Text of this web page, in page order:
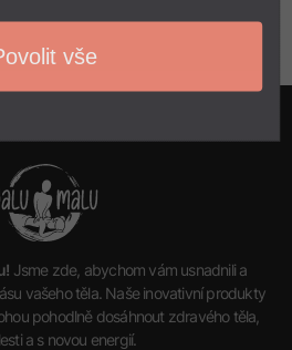
Jsme zde, abychom vám usnadnili a
vašeho těla. Naše inovativní produkty
pohodlně dosáhnout zdravého těla,
a s novou energií.
vše